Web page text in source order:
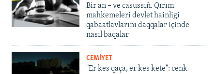
Bir an – ve casussıñ. Qırım
mahkemeleri devlet hainligi
qabaatlavlarını daqqalar içinde
nasıl baqalar
CEMİYET
"Er kes qaça, er kes kete": cenk